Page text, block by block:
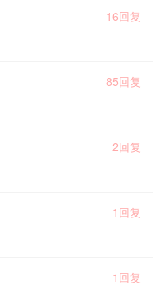
16回复
85回复
2回复
1回复
1回复